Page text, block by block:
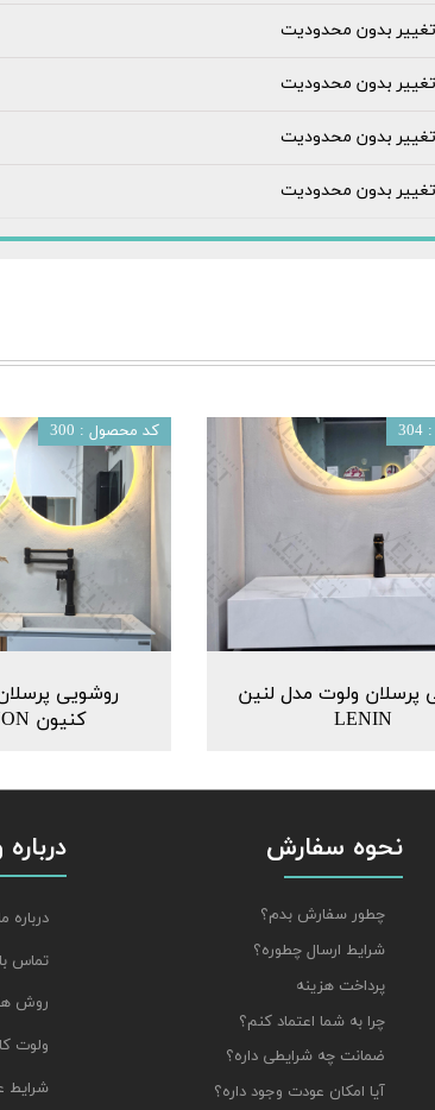
تغییر بدون محدودیت
تغییر بدون محدودیت
تغییر بدون محدودیت
تغییر بدون محدودیت
پرسلان ولوت مدل لنین
LENIN
روشویی
کنیون CANYON
کد محصول : 300
نحوه سفارش
چطور سفارش بدم؟
شرایط ارسال چطوره؟
پرداخت هزینه
چرا به شما اعتماد کنم؟
ضمانت چه شرایطی داره؟
آیا امکان عودت وجود داره؟
درباره ما
تماس
روش
ولوت
شرایط